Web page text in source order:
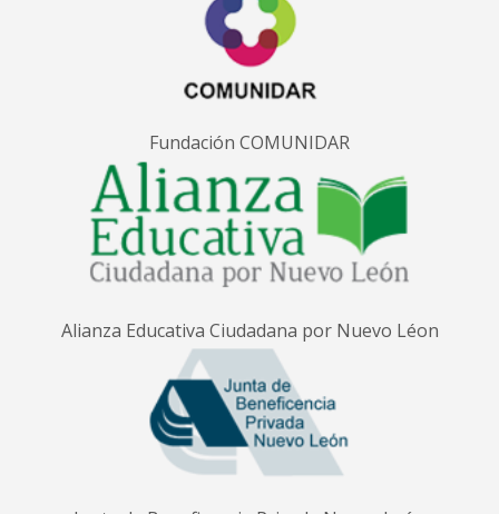
Fundación COMUNIDAR
Alianza Educativa Ciudadana por Nuevo Léon